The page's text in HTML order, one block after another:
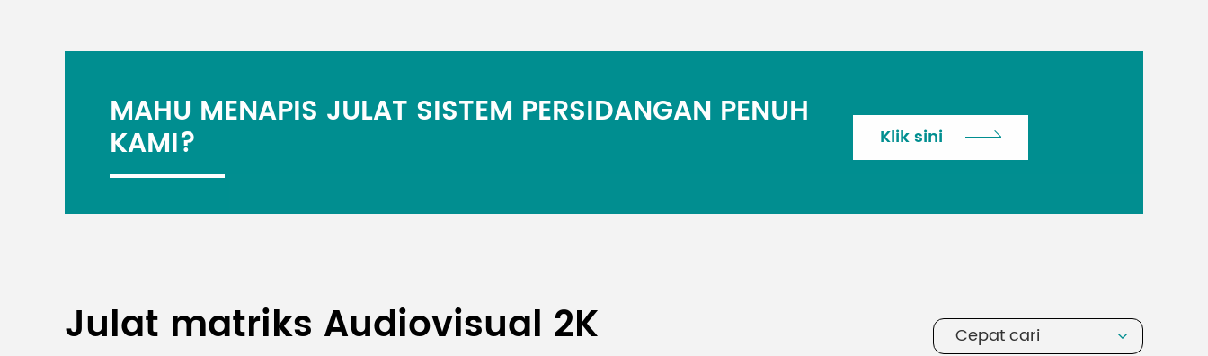
MAHU MENAPIS JULAT SISTEM PERSIDANGAN PENUH
KAMI? Klik sini
Julat matriks Audiovisual 2K Cepat cari